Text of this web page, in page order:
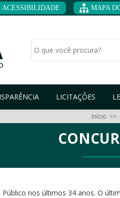
ACESSIBILIDADE MAPA
LICITAÇÕES
Início >>
nos últimos 34 anos. O